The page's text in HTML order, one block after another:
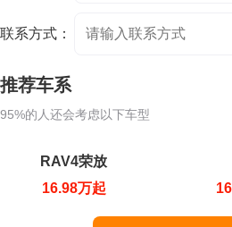
联系方式：
推荐车系
95%的人还会考虑以下车型
RAV4荣放
16.98万起